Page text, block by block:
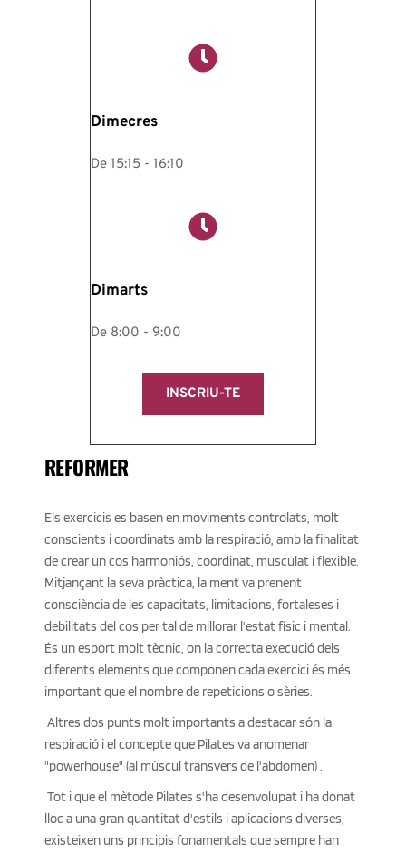
Dimecres
De 15:15 - 16:10
Dimarts
De 8:00 - 9:00
INSCRIU-TE
REFORMER
Els exercicis es basen en moviments controlats, molt
conscients i coordinats amb la respiració, amb la finalitat
de crear un cos harmoniós, coordinat, musculat i flexible.
Mitjançant la seva pràctica, la ment va prenent
consciència de les capacitats, limitacions, fortaleses i
debilitats del cos per tal de millorar l'estat físic i mental.
És un esport molt tècnic, on la correcta execució dels
diferents elements que componen cada exercici és més
important que el nombre de repeticions o sèries.
respiració i el concepte que Pilates va anomenar
"powerhouse" (al múscul transvers de l'abdomen) .
lloc a una gran quantitat d'estils i aplicacions diverses,
existeixen uns principis fonamentals que sempre han